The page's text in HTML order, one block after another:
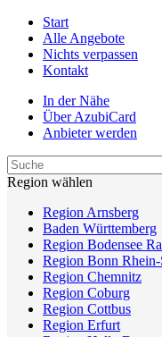
Start
Alle Angebote
Nichts verpassen
Kontakt
In der Nähe
Über AzubiCard
Anbieter werden
Region wählen
Region Arnsberg
Baden Württemberg
Region Bodensee
Region Bonn
Region Chemnitz
Region Coburg
Region Cottbus
Region Erfurt